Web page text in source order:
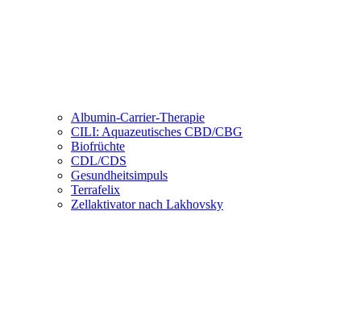
Albumin-Carrier-Therapie
CILI: Aquazeutisches CBD/CBG
Biofrüchte
CDL/CDS
Gesundheitsimpuls
Terrafelix
Zellaktivator nach Lakhovsky